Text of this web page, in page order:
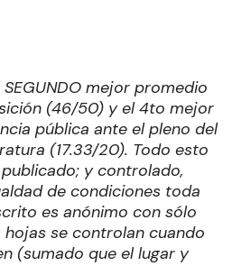
mejor promedio
(46/50) y el 4to mejor
pública ante el pleno del
(17.33/20). Todo esto
y controlado,
de condiciones toda
es anónimo con sólo
se controlan cuando
(sumado que el lugar y